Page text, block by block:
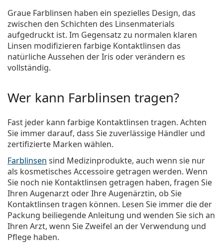
Graue Farblinsen haben ein spezielles Design, das
zwischen den Schichten des Linsenmaterials
aufgedruckt ist. Im Gegensatz zu normalen klaren
Linsen modifizieren farbige Kontaktlinsen das
natürliche Aussehen der Iris oder verändern es
vollständig.
Wer kann Farblinsen tragen?
Fast jeder kann farbige Kontaktlinsen tragen. Achten
Sie immer darauf, dass Sie zuverlässige Händler und
zertifizierte Marken wählen.
Farblinsen sind Medizinprodukte, auch wenn sie nur
als kosmetisches Accessoire getragen werden. Wenn
Sie noch nie Kontaktlinsen getragen haben, fragen Sie
Ihren Augenarzt oder Ihre Augenärztin, ob Sie
Kontaktlinsen tragen können. Lesen Sie immer die der
Packung beiliegende Anleitung und wenden Sie sich an
Ihren Arzt, wenn Sie Zweifel an der Verwendung und
Pflege haben.